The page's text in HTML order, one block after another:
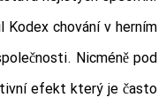
Kodex chování v herním
Nicméně pod
efekt který je často